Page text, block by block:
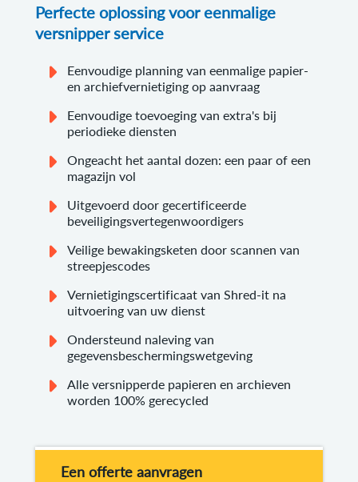
Perfecte oplossing voor eenmalige
versnipper service
Eenvoudige planning van eenmalige papier-
en archiefvernietiging op aanvraag
Eenvoudige toevoeging van extra's bij
periodieke diensten
Ongeacht het aantal dozen: een paar of een
magazijn vol
Uitgevoerd door gecertificeerde
beveiligingsvertegenwoordigers
Veilige bewakingsketen door scannen van
streepjescodes
Vernietigingscertificaat van Shred-it na
uitvoering van uw dienst
Ondersteund naleving van
gegevensbeschermingswetgeving
Alle versnipperde papieren en archieven
worden 100% gerecycled
Een offerte aanvragen